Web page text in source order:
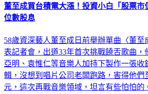
董至成買台積電大漲！投資小白「股票
位數股息
58歲資深藝人董至成日前舉辦單曲〈董
表記者會，出道33年首次挑戰饒舌歌曲，
亞明、袁惟仁等音樂人加持下製作一張收
輯，沒想到唱片公司老闆跑路，害得他們
元，這次再戰音樂領域，坦言有些怕怕的